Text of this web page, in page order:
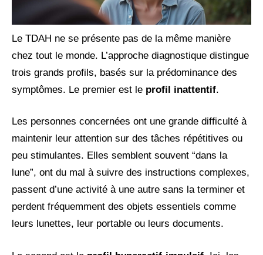
Le TDAH ne se présente pas de la même manière
chez tout le monde. L’approche diagnostique distingue
trois grands profils, basés sur la prédominance des
symptômes. Le premier est le profil inattentif.
Les personnes concernées ont une grande difficulté à
maintenir leur attention sur des tâches répétitives ou
peu stimulantes. Elles semblent souvent “dans la
lune”, ont du mal à suivre des instructions complexes,
passent d’une activité à une autre sans la terminer et
perdent fréquemment des objets essentiels comme
leurs lunettes, leur portable ou leurs documents.